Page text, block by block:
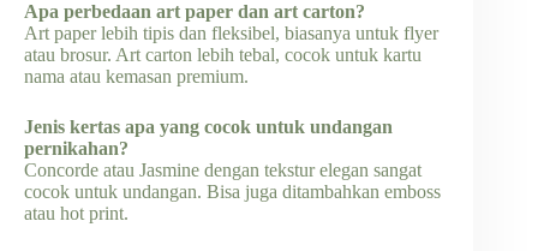
Apa perbedaan art paper dan art carton?
Art paper lebih tipis dan fleksibel, biasanya untuk flyer
atau brosur. Art carton lebih tebal, cocok untuk kartu
nama atau kemasan premium.
Jenis kertas apa yang cocok untuk undangan
pernikahan?
Concorde atau Jasmine dengan tekstur elegan sangat
cocok untuk undangan. Bisa juga ditambahkan emboss
atau hot print.